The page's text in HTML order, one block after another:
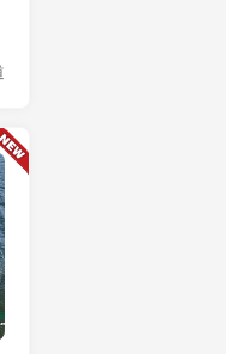
实事要闻